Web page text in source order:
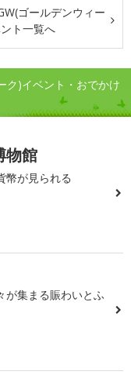
ゴールデンウィー
ト一覧へ
ク)イベント・おでかけ
物館
幣が見られる
が集まる賑わいとふ